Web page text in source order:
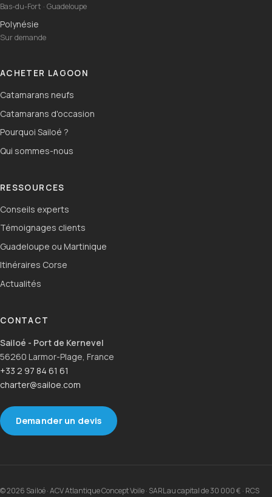
Bas-du-Fort · Guadeloupe
Polynésie
Sur demande
ACHETER LAGOON
Catamarans neufs
Catamarans d'occasion
Pourquoi Sailoé ?
Qui sommes-nous
RESSOURCES
Conseils experts
Témoignages clients
Guadeloupe ou Martinique
Itinéraires Corse
Actualités
CONTACT
Sailoé - Port de Kernevel
56260 Larmor-Plage, France
+33 2 97 84 61 61
charter@sailoe.com
Demander un devis
© 2026 Sailoé · ACV Atlantique Concept Voile · SARL au capital de 30 000 € · RCS